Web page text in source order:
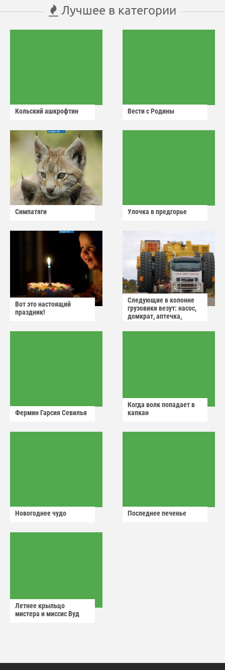
Лучшее в категории
Кольский ашкрофтин Вести с Родины
Симпатяги Улочка в предгорье
Вот это настоящий
праздник!
Следующие в колонне
грузовики везут: насос,
домкрат, аптечка,
Фермин Гарсия Севилья
Когда волк попадает в
капкан
Новогоднее чудо Последнее печенье
Летнее крыльцо
мистера и миссис Вуд